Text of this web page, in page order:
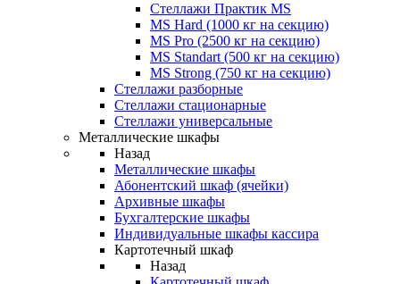
Стеллажи Практик MS
MS Hard (1000 кг на секцию)
MS Pro (2500 кг на секцию)
MS Standart (500 кг на секцию)
MS Strong (750 кг на секцию)
Стеллажи разборные
Стеллажи стационарные
Стеллажи универсальные
Металлические шкафы
Назад
Металлические шкафы
Абонентский шкаф (ячейки)
Архивные шкафы
Бухгалтерские шкафы
Индивидуальные шкафы кассира
Картотечный шкаф
Назад